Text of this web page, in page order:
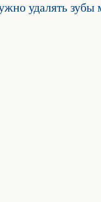
удалять зубы